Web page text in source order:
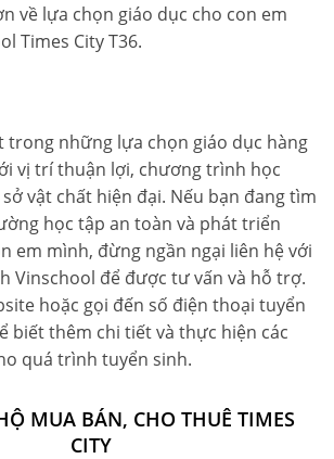
về lựa chọn giáo dục cho con em
Times City T36.
trong những lựa chọn giáo dục hàng
vị trí thuận lợi, chương trình học
vật chất hiện đại. Nếu bạn đang tìm
học tập an toàn và phát triển
em mình, đừng ngần ngại liên hệ với
Vinschool để được tư vấn và hỗ trợ.
hoặc gọi đến số điện thoại tuyển
biết thêm chi tiết và thực hiện các
quá trình tuyển sinh.
MUA BÁN, CHO THUÊ TIMES
CITY